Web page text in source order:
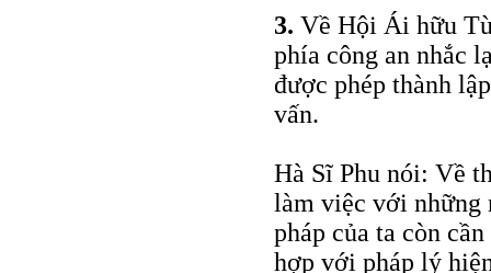
3. Về Hội Ái hữu
phía công an nhắc
được phép thành
vấn.
Hà Sĩ Phu nói: Về
làm việc với những
pháp của ta còn
hợp với pháp lý